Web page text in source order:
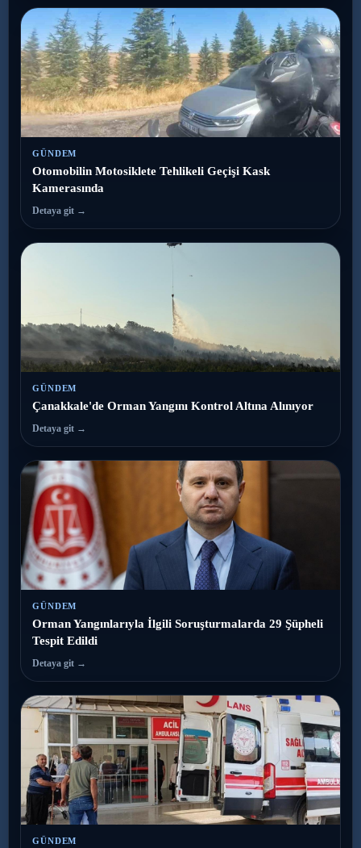
GÜNDEM
Otomobilin Motosiklete Tehlikeli Geçişi Kask
Kamerasında
Detaya git →
GÜNDEM
Çanakkale'de Orman Yangını Kontrol Altına Alınıyor
Detaya git →
GÜNDEM
Orman Yangınlarıyla İlgili Soruşturmalarda 29 Şüpheli
Tespit Edildi
Detaya git →
GÜNDEM